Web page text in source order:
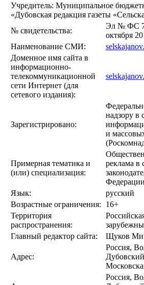
Учредитель: Муниципальное
«Дубовская редакция газеты
№ свидетельства:
Эл № ФС
октября
Наименование СМИ:
Доменное имя сайта в
информационно-
телекоммуникационной
сети Интернет (для
сетевого издания):
Зарегистрировано:
надзору в
и
Примерная тематика и
(или) специализация:
реклама в
Язык:
русский
Возрастные ограничения:
16+
Территория
распространения:
Главный редактор сайта:
Щуков
Адрес:
Россия,
Россия,